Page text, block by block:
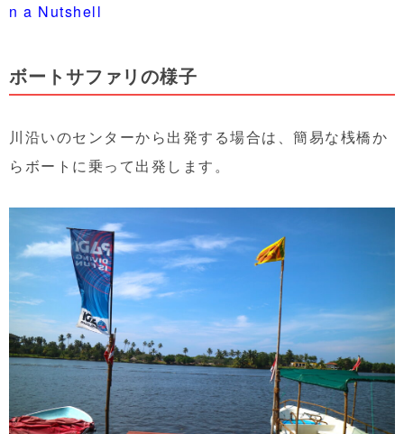
n a Nutshell
ボートサファリの様子
川沿いのセンターから出発する場合は、簡易な桟橋か
らボートに乗って出発します。